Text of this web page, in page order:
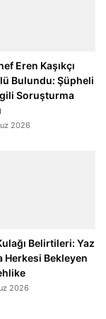
Eren Kaşıkçı
Bulundu: Şüpheli
Soruşturma
2026
Belirtileri: Yaz
Herkesi Bekleyen
2026